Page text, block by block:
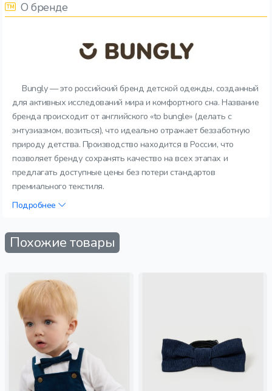
О бренде
Bungly — это российский бренд детской одежды, созданный
для активных исследований мира и комфортного сна. Название
бренда происходит от английского «to bungle» (делать с
энтузиазмом, возиться), что идеально отражает беззаботную
природу детства. Производство находится в России, что
позволяет бренду сохранять качество на всех этапах и
предлагать доступные цены без потери стандартов
премиального текстиля.
Подробнее
Похожие товары